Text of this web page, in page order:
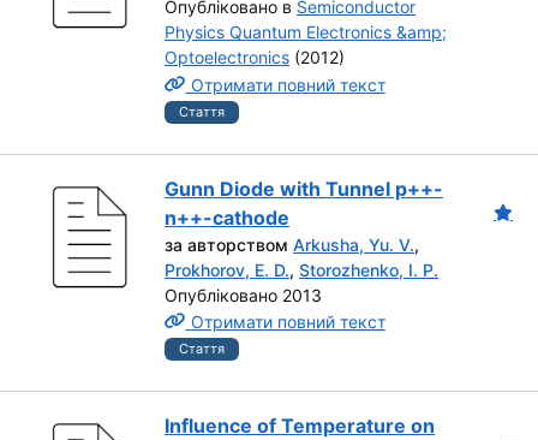
Опубліковано в Semiconductor
Physics Quantum Electronics &amp;
Optoelectronics (2012)
Отримати повний текст
Стаття
Gunn Diode with Tunnel p++-
n++-cathode
за авторством Arkusha, Yu. V.,
Prokhorov, E. D., Storozhenko, I. P.
Опубліковано 2013
Отримати повний текст
Стаття
Influence of Temperature on